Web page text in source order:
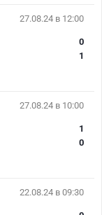
27.08.24 в 12:00
0
1
27.08.24 в 10:00
1
0
22.08.24 в 09:30